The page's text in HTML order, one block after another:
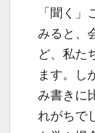
「聞く
みると、
ど、私た
ます。し
み書きに
れがちで